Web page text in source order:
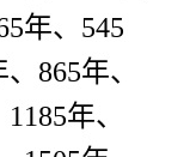
年、545
865年、
年、